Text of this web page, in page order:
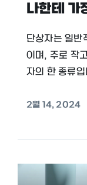
나한테 가
단상자는 일반
이며, 주로 작
자의 한 종류
2월 14, 2024